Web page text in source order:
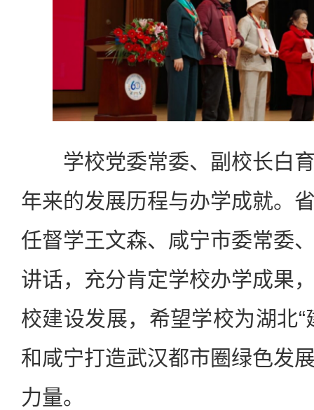
学校党委常委、副校长白育
年来的发展历程与办学成就。
任督学王文森、咸宁市委常委
讲话，充分肯定学校办学成果
校建设发展，希望学校为湖北“
和咸宁打造武汉都市圈绿色发
力量。